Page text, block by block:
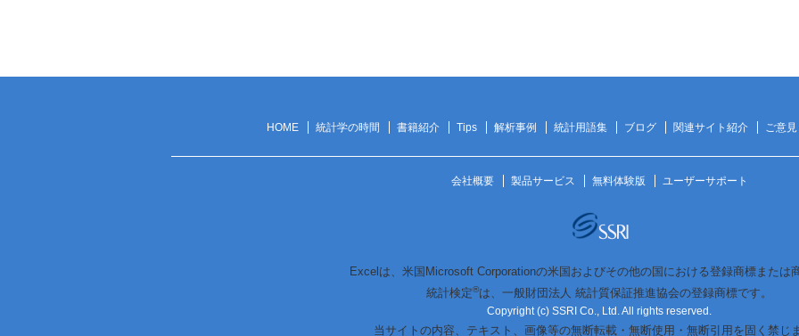
HOME 統計学の時間 書籍紹介 Tips 解析事例 統計用語集 ブログ 関連サイト紹介 ご意
会社概要 製品サービス 無料体験版 ユーザーサポート
Excelは、米国Microsoft Corporationの米国およびその他の国における登録商標または
統計検定®は、一般財団法人 統計質保証推進協会の登録商標です。
Copyright (c) SSRI Co., Ltd. All rights reserved.
当サイトの内容、テキスト、画像等の無断転載・無断使用・無断引用を固く禁じま